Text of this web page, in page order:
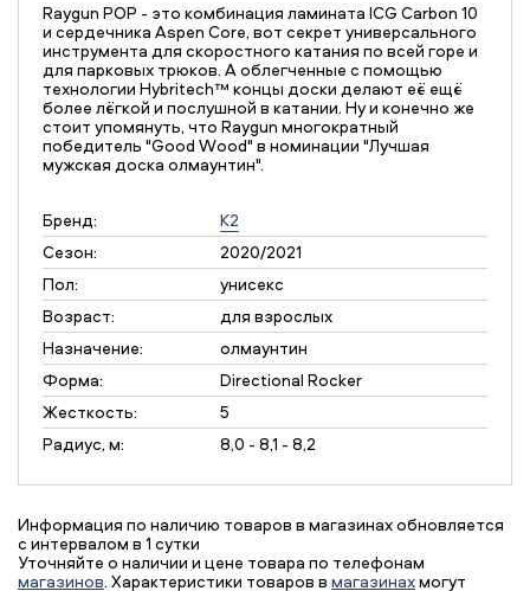
Raygun POP - это комбинация ламината ICG Carbon 10
и сердечника Aspen Core, вот секрет универсального
инструмента для скоростного катания по всей горе и
для парковых трюков. А облегченные с помощью
технологии Hybritech™ концы доски делают её ещё
более лёгкой и послушной в катании. Ну и конечно же
стоит упомянуть, что Raygun многократный
победитель "Good Wood" в номинации "Лучшая
мужская доска олмаунтин".
Бренд:
K2
Сезон:
2020/2021
Пол:
унисекс
Возраст:
для взрослых
Назначение:
олмаунтин
Форма:
Directional Rocker
Жесткость:
5
Радиус, м:
8,0 - 8,1 - 8,2
Информация по наличию товаров в магазинах обновляется
с интервалом в 1 сутки
Уточняйте о наличии и цене товара по телефонам
магазинов. Характеристики товаров в магазинахмогут